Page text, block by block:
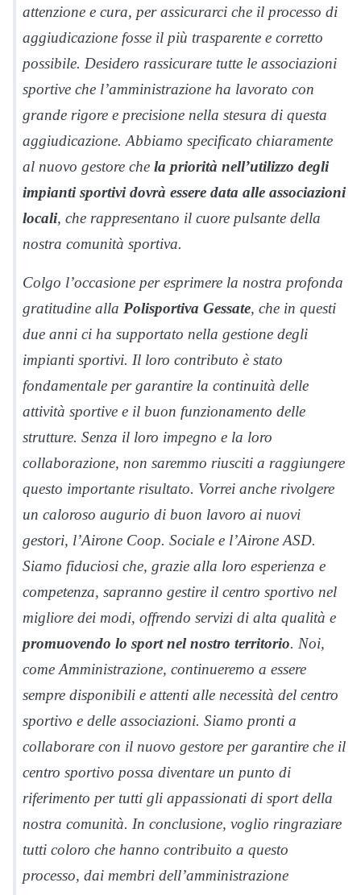
attenzione e cura, per assicurarci che il processo di
aggiudicazione fosse il più trasparente e corretto
possibile. Desidero rassicurare tutte le associazioni
sportive che l’amministrazione ha lavorato con
grande rigore e precisione nella stesura di questa
aggiudicazione. Abbiamo specificato chiaramente
al nuovo gestore che la priorità nell’utilizzo degli
impianti sportivi dovrà essere data alle associazioni
locali, che rappresentano il cuore pulsante della
nostra comunità sportiva.
Colgo l’occasione per esprimere la nostra profonda
gratitudine alla Polisportiva Gessate, che in questi
due anni ci ha supportato nella gestione degli
impianti sportivi. Il loro contributo è stato
fondamentale per garantire la continuità delle
attività sportive e il buon funzionamento delle
strutture. Senza il loro impegno e la loro
collaborazione, non saremmo riusciti a raggiungere
questo importante risultato. Vorrei anche rivolgere
un caloroso augurio di buon lavoro ai nuovi
gestori, l’Airone Coop. Sociale e l’Airone ASD.
Siamo fiduciosi che, grazie alla loro esperienza e
competenza, sapranno gestire il centro sportivo nel
migliore dei modi, offrendo servizi di alta qualità e
promuovendo lo sport nel nostro territorio. Noi,
come Amministrazione, continueremo a essere
sempre disponibili e attenti alle necessità del centro
sportivo e delle associazioni. Siamo pronti a
collaborare con il nuovo gestore per garantire che il
centro sportivo possa diventare un punto di
riferimento per tutti gli appassionati di sport della
nostra comunità. In conclusione, voglio ringraziare
tutti coloro che hanno contribuito a questo
processo, dai membri dell’amministrazione